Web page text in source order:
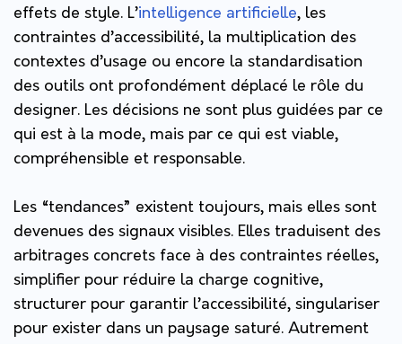
effets de style. L’intelligence artificielle, les
contraintes d’accessibilité, la multiplication des
contextes d’usage ou encore la standardisation
des outils ont profondément déplacé le rôle du
designer. Les décisions ne sont plus guidées par ce
qui est à la mode, mais par ce qui est viable,
compréhensible et responsable.
Les “tendances” existent toujours, mais elles sont
devenues des signaux visibles. Elles traduisent des
arbitrages concrets face à des contraintes réelles,
simplifier pour réduire la charge cognitive,
structurer pour garantir l’accessibilité, singulariser
pour exister dans un paysage saturé. Autrement